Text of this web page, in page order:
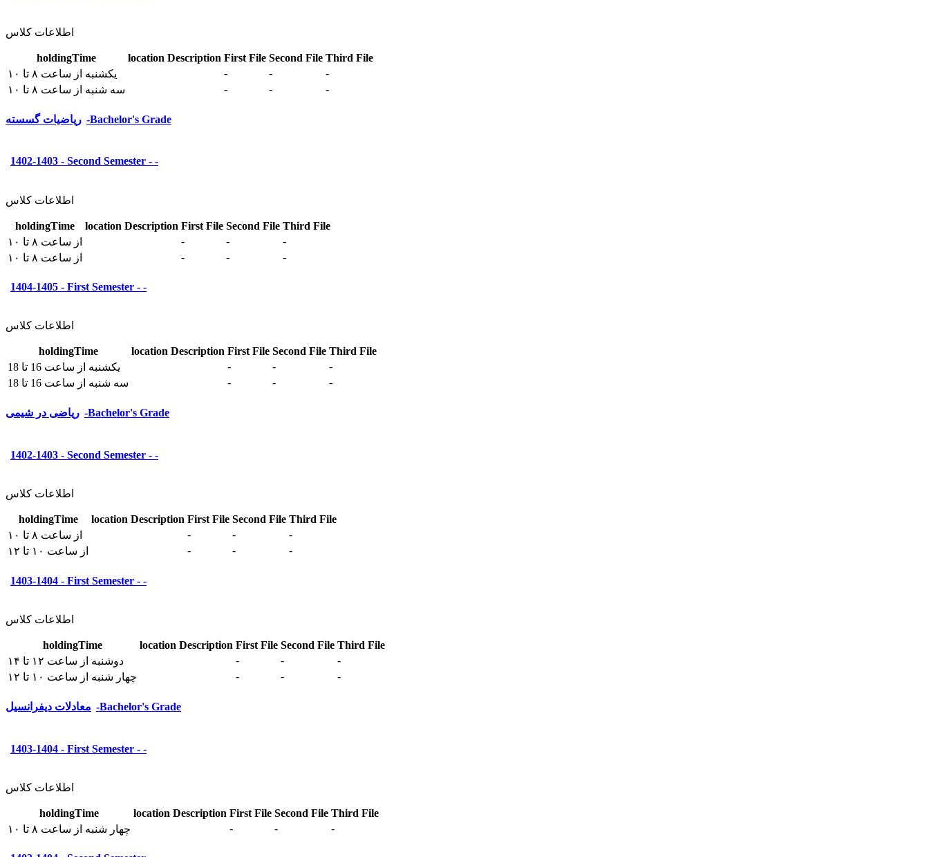
اطلاعات کلاس
holdingTime location Description First File Second File Third File
یکشنبه از ساعت ۸ تا ۱۰
- -
-
سه شنبه از ساعت ۸ تا ۱۰
- - -
ریاضیات گسسته-Bachelor's Grade
1402-1403 - Second Semester - -
اطلاعات کلاس
holdingTime location Description First File Second File Third File
از ساعت ۸ تا ۱۰
- -
-
از ساعت ۸ تا ۱۰
- - -
1404-1405 - First Semester - -
اطلاعات کلاس
holdingTime location Description First File Second File Third File
یکشنبه از ساعت 16 تا 18
- -
-
سه شنبه از ساعت 16 تا 18
- - -
ریاضی در شیمی-Bachelor's Grade
1402-1403 - Second Semester - -
اطلاعات کلاس
holdingTime location Description First File Second File Third File
از ساعت ۸ تا ۱۰
- -
-
از ساعت ۱۰ تا ۱۲
- - -
1403-1404 - First Semester - -
اطلاعات کلاس
holdingTime location Description First File Second File Third File
دوشنبه از ساعت ۱۲ تا ۱۴
- -
-
چهار شنبه از ساعت ۱۰ تا ۱۲
- - -
معادلات دیفرانسیل-Bachelor's Grade
1403-1404 - First Semester - -
اطلاعات کلاس
holdingTime location Description First File Second File Third File
چهار شنبه از ساعت ۸ تا ۱۰
- - -